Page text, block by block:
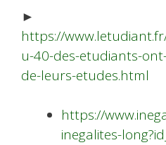
►
https://
u-40-des-etudiants-
de-leurs-etudes.html
https://
inegalites-